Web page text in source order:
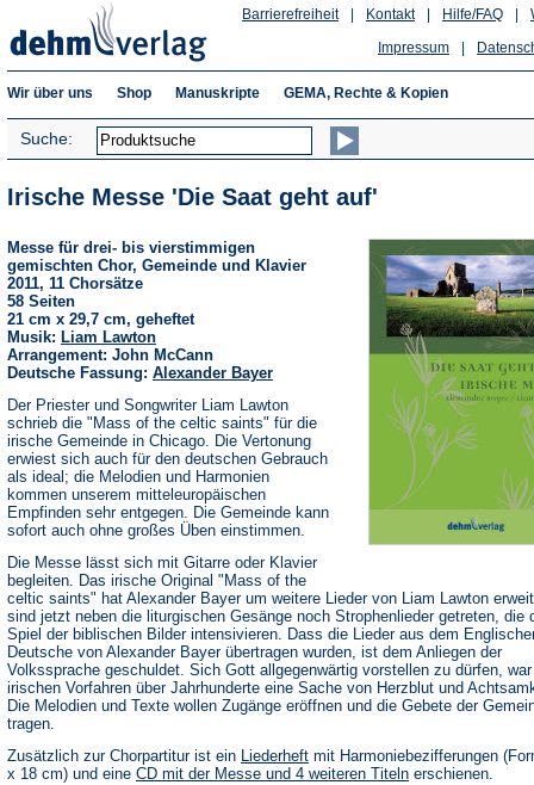
Hilfe/FAQ
Kontakt
Barrierefreiheit
Impressum
Wir über uns Shop Manuskripte GEMA, Rechte & Kopien
Suche:
Irische Messe 'Die Saat geht auf'
Messe für drei- bis vierstimmigen
gemischten Chor, Gemeinde und Klavier
2011, 11 Chorsätze
58 Seiten
21 cm x 29,7 cm, geheftet
Musik: Liam Lawton
Arrangement: John McCann
Deutsche Fassung: Alexander Bayer
Der Priester und Songwriter Liam Lawton
schrieb die "Mass of the celtic saints" für die
irische Gemeinde in Chicago. Die Vertonung
erwiest sich auch für den deutschen Gebrauch
als ideal; die Melodien und Harmonien
kommen unserem mitteleuropäischen
Empfinden sehr entgegen. Die Gemeinde kann
sofort auch ohne großes Üben einstimmen.
Die Messe lässt sich mit Gitarre oder Klavier
begleiten. Das irische Original "Mass of the
celtic saints" hat Alexander Bayer um weitere Lieder von Liam Lawton
sind jetzt neben die liturgischen Gesänge noch Strophenlieder getreten, die
Spiel der biblischen Bilder intensivieren. Dass die Lieder aus dem
Deutsche von Alexander Bayer übertragen wurden, ist dem Anliegen der
Volkssprache geschuldet. Sich Gott allgegenwärtig vorstellen zu dürfen,
irischen Vorfahren über Jahrhunderte eine Sache von Herzblut und
Die Melodien und Texte wollen Zugänge eröffnen und die Gebete der
tragen.
Zusätzlich zur Chorpartitur ist ein Liederheft mit Harmoniebezifferungen
x 18 cm) und eine CD mit der Messe und 4 weiteren Titeln erschienen.